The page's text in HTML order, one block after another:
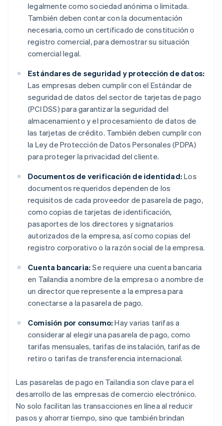
legalmente como sociedad anónima o limitada.
También deben contar con la documentación
necesaria, como un certificado de constitución o
registro comercial, para demostrar su situación
comercial legal.
Estándares de seguridad y protección de datos:
Las empresas deben cumplir con el Estándar de
seguridad de datos del sector de tarjetas de pago
(PCI DSS) para garantizar la seguridad del
almacenamiento y el procesamiento de datos de
las tarjetas de crédito. También deben cumplir con
la Ley de Protección de Datos Personales (PDPA)
para proteger la privacidad del cliente.
Documentos de verificación de identidad: Los
documentos requeridos dependen de los
requisitos de cada proveedor de pasarela de pago,
como copias de tarjetas de identificación,
pasaportes de los directores y signatarios
autorizados de la empresa, así como copias del
registro corporativo o la razón social de la empresa.
Cuenta bancaria: Se requiere una cuenta bancaria
en Tailandia a nombre de la empresa o a nombre de
un director que represente a la empresa para
conectarse a la pasarela de pago.
Comisión por consumo: Hay varias tarifas a
considerar al elegir una pasarela de pago, como
tarifas mensuales, tarifas de instalación, tarifas de
retiro o tarifas de transferencia internacional.
Las pasarelas de pago en Tailandia son clave para el
desarrollo de las empresas de comercio electrónico.
No solo facilitan las transacciones en línea al reducir
pasos y ahorrar tiempo, sino que también brindan